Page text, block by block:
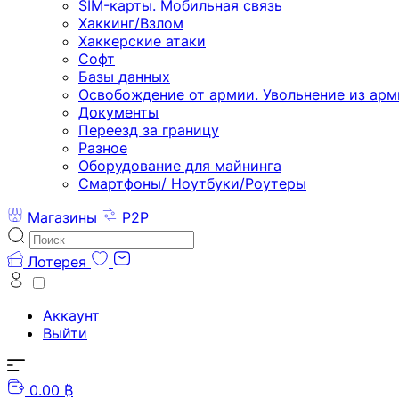
SIM-карты. Мобильная связь
Хаккинг/Взлом
Хаккерские атаки
Софт
Базы данных
Освобождение от армии. Увольнение из
Документы
Переезд за границу
Разное
Оборудование для майнинга
Смартфоны/ Ноутбуки/Роутеры
Магазины
P2P
Лотерея
Аккаунт
Выйти
0.00 ₿